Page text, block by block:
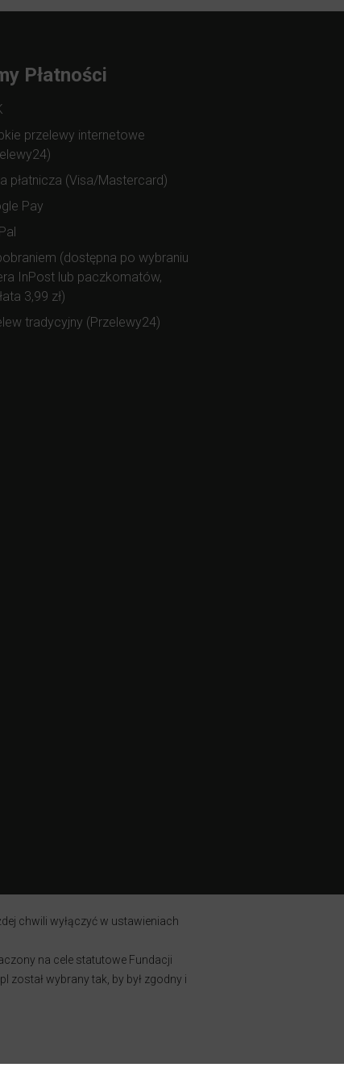
Płatności
przelewy internetowe
płatnicza (Visa/Mastercard)
Pay
(dostępna po wybraniu
InPost lub paczkomatów,
3,99 zł)
tradycyjny (Przelewy24)
chwili wyłączyć w ustawieniach
na cele statutowe Fundacji
został wybrany tak, by był zgodny i